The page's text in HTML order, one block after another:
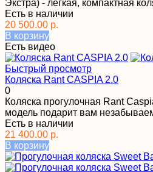
Экстра) - легкая, компактная
Есть в наличии
20 500.00 р.
В корзину
Есть видео
Быстрый просмотр
Коляска Rant CASPIA 2.0
0
Коляска прогулочная Rant
модель подарит вам
Есть в наличии
21 400.00 р.
В корзину